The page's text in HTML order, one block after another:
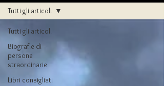
Tutti gli articoli
Biografie di
persone
straordinarie
Libri consigliati
Tutti gli articoli